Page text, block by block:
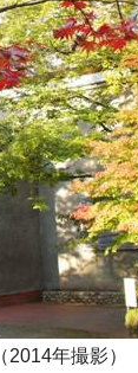
年撮影）